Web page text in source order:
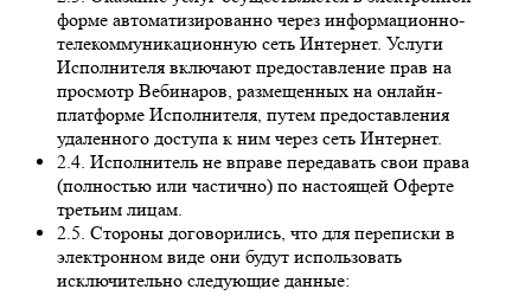
форме автоматизированно через информационно-
телекоммуникационную сеть Интернет. Услуги
Исполнителя включают предоставление прав на
просмотр Вебинаров, размещенных на онлайн-
платформе Исполнителя, путем предоставления
удаленного доступа к ним через сеть Интернет.
2.4. Исполнитель не вправе передавать свои права
(полностью или частично) по настоящей Оферте
третьим лицам.
2.5. Стороны договорились, что для переписки в
электронном виде они будут использовать
исключительно следующие данные: